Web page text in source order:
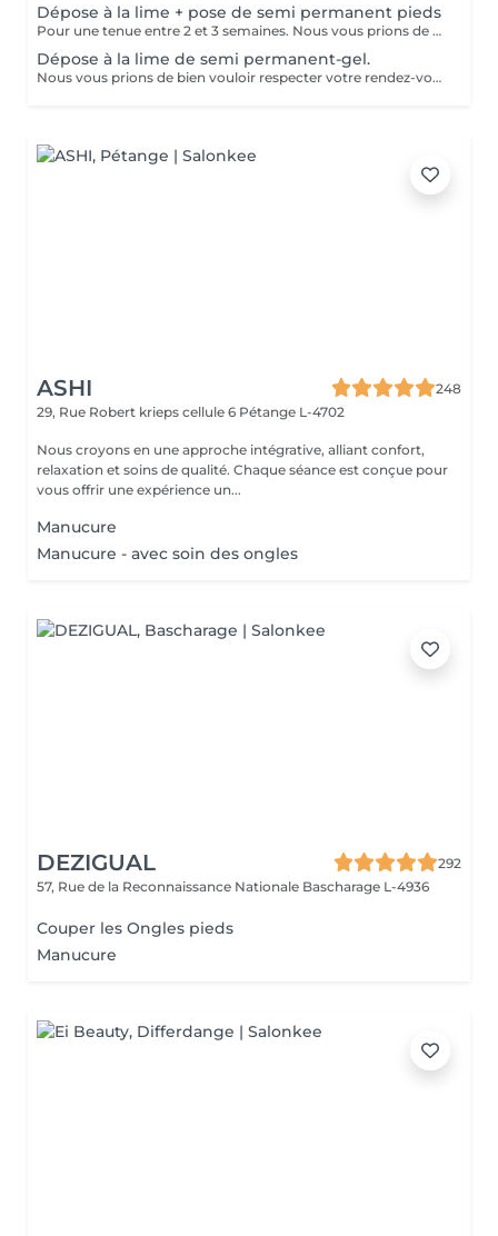
Dépose à la lime + pose de semi permanent pieds
Pour une tenue entre 2 et 3 semaines. Nous vous prions de bien vouloir respecter votre rendez-vous. En prenant rendez-vous, vous occupez une place, dont une autre personne aurait éventuellement besoin. Tout rendez-vous non annulé 24h en avance, est susceptible d'être facturé. (Si vous ne pouvez pas vous présenter à votre RDV, proposez-le éventuellement à un proche ou à un ami) Toute l'équipe de Aromas Institut vous remercie pour votre respect et votre compréhension.
Dépose à la lime de semi permanent-gel.
Nous vous prions de bien vouloir respecter votre rendez-vous. En prenant rendez-vous, vous occupez une place, dont une autre personne aurait éventuellement besoin. Tout rendez-vous non annulé 24h en avance, est susceptible d'être facturé. (Si vous ne pouvez pas vous présenter à votre RDV, proposez-le éventuellement à un proche ou à un ami) Toute l'équipe de Aromas Institut vous remercie pour votre respect et votre compréhension.
ASHI
248
29, Rue Robert krieps cellule 6 Pétange L-4702
Nous croyons en une approche intégrative, alliant confort,
relaxation et soins de qualité. Chaque séance est conçue pour
vous offrir une expérience un...
Manucure
Manucure - avec soin des ongles
DEZIGUAL
292
57, Rue de la Reconnaissance Nationale Bascharage L-4936
Couper les Ongles pieds
Manucure